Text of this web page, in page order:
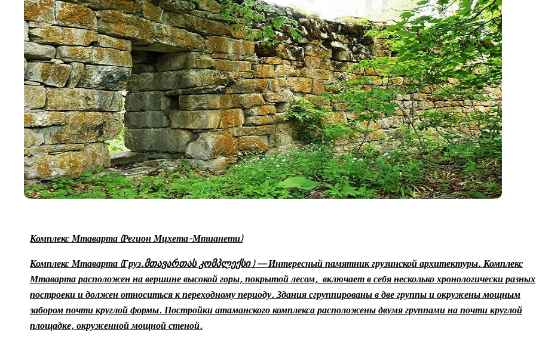
Комплекс Мтаварта (Регион Мцхета-Мтианети)
Комплекс Мтаварта (Груз.მთავართას კომპლექსი) —Интересный памятник грузинской архитектуры. Комплекс
Мтаварта расположен на вершине высокой горы, покрытой лесом, включает в себя несколько хронологически разных
построеки и должен относиться к переходному периоду. Здания сгруппированы в две группы и окружены мощным
забором почти круглой формы. Постройки атаманского комплекса расположены двумя группами на почти круглой
площадке, окруженной мощной стеной.